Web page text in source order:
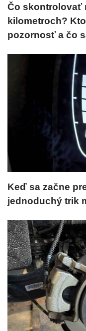
Čo skontrolovať
kilometroch?
pozornosť a čo
Keď sa začne
jednoduchý trik